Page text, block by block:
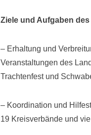
Ziele und Aufgaben
– Erhaltung und
Veranstaltungen des
Trachtenfest und
– Koordination und
19 Kreisverbände und